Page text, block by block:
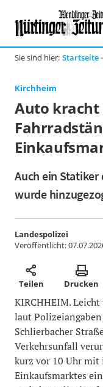
Sie sind hier: Startseite
Kirchheim
Auto kracht
Auch ein Statiker
wurde
Landespolizei
Veröffentlicht:
Teilen Drucken
KIRCHHEIM.
laut
Schlierbacher
Verkehrsunfall
kurz vor 10 Uhr mit
Einkaufsmarktes